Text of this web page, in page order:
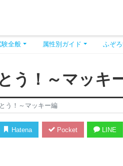
験全般 属性別ガイド ふぞ
う！～マッキ
う！～マッキー編
Hatena Pocket LINE